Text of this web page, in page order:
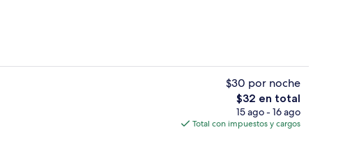
Televisión de plasma de 40 pulgadas
$30 por noche
El
precio
total
$32 en total
15 ago - 16 ago
Total con impuestos y cargos